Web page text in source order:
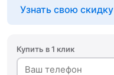
Узнать свою скидку
Купить в 1 клик